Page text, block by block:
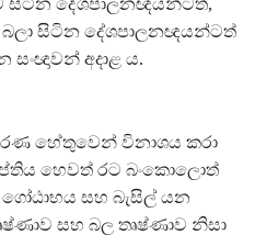
සිටින දේශපාලනඥයන්ටත්,
සිටින දේශපාලනඥයන්ටත්
අදාළ ය.
හේතුවෙන් විනාශය කරා
හෙවත් රට බංකොලොත්
සහ බැසිල් යන
සහ බල තෘෂ්ණාව නිසා